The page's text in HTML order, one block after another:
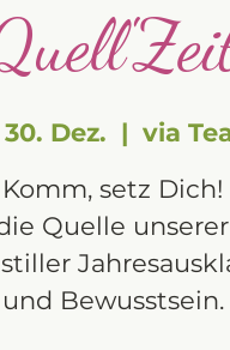
Dez.
  |
via
Komm, setz Dich!
Quelle
und Bewusstsein.